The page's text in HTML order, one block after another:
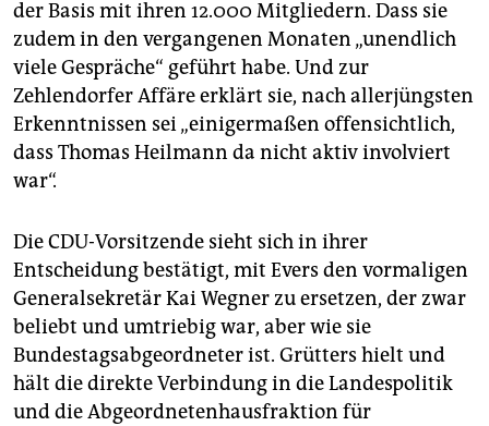
der Basis mit ihren 12.000 Mitgliedern. Dass sie
zudem in den vergangenen Monaten „unendlich
viele Gespräche“ geführt habe. Und zur
Zehlendorfer Affäre erklärt sie, nach allerjüngsten
Erkenntnissen sei „einigermaßen offensichtlich,
dass Thomas Heilmann da nicht aktiv involviert
war“.
Die CDU-Vorsitzende sieht sich in ihrer
Entscheidung bestätigt, mit Evers den vormaligen
Generalsekretär Kai Wegner zu ersetzen, der zwar
beliebt und umtriebig war, aber wie sie
Bundestagsabgeordneter ist. Grütters hielt und
hält die direkte Verbindung in die Landespolitik
und die Abgeordnetenhausfraktion für